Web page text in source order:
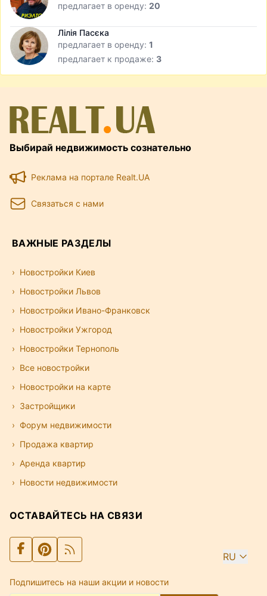
предлагает в оренду: 20
Лілія Пасєка
предлагает в оренду: 1
предлагает к продаже: 3
Выбирай недвижимость сознательно
Реклама на портале Realt.UA
Связаться с нами
ВАЖНЫЕ РАЗДЕЛЫ
Новостройки Киев
Новостройки Львов
Новостройки Ивано-Франковск
Новостройки Ужгород
Новостройки Тернополь
Все новостройки
Новостройки на карте
Застройщики
Форум недвижимости
Продажа квартир
Аренда квартир
Новости недвижимости
ОСТАВАЙТЕСЬ НА СВЯЗИ
RU
Подпишитесь на наши акции и новости